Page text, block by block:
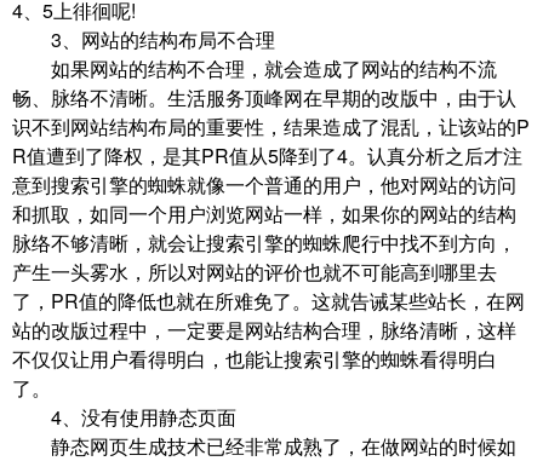
4、5上徘徊呢!
3、网站的结构布局不合理
如果网站的结构不合理，就会造成了网站的结构不流
畅、脉络不清晰。生活服务顶峰网在早期的改版中，由于认
识不到网站结构布局的重要性，结果造成了混乱，让该站的P
R值遭到了降权，是其PR值从5降到了4。认真分析之后才注
意到搜索引擎的蜘蛛就像一个普通的用户，他对网站的访问
和抓取，如同一个用户浏览网站一样，如果你的网站的结构
脉络不够清晰，就会让搜索引擎的蜘蛛爬行中找不到方向，
产生一头雾水，所以对网站的评价也就不可能高到哪里去
了，PR值的降低也就在所难免了。这就告诫某些站长，在网
站的改版过程中，一定要是网站结构合理，脉络清晰，这样
不仅仅让用户看得明白，也能让搜索引擎的蜘蛛看得明白
了。
4、没有使用静态页面
静态网页生成技术已经非常成熟了，在做网站的时候如